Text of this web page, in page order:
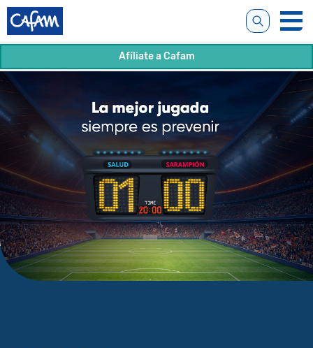
Afíliate a Cafam